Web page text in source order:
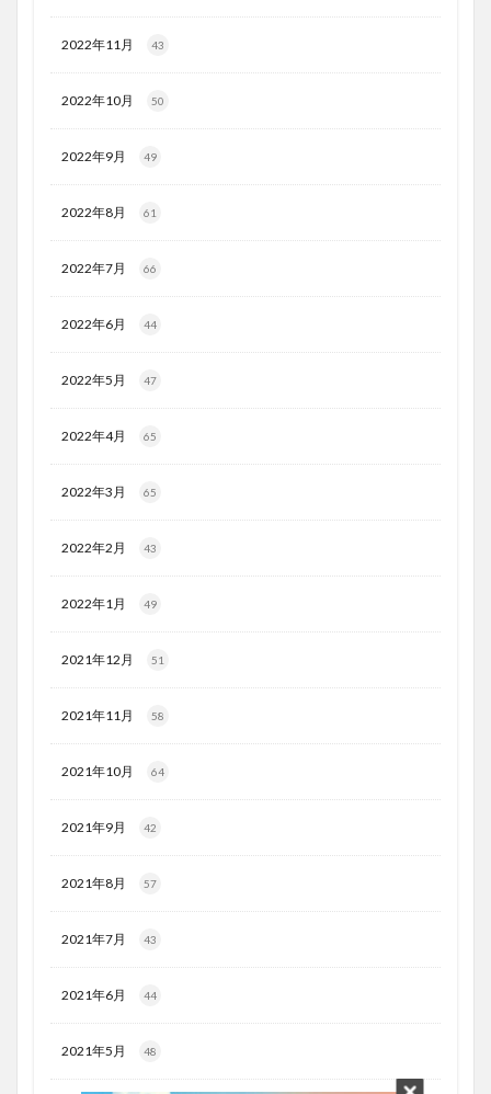
2022年11月 43
2022年10月 50
2022年9月 49
2022年8月 61
2022年7月 66
2022年6月 44
2022年5月 47
2022年4月 65
2022年3月 65
2022年2月 43
2022年1月 49
2021年12月 51
2021年11月 58
2021年10月 64
2021年9月 42
2021年8月 57
2021年7月 43
2021年6月 44
2021年5月 48